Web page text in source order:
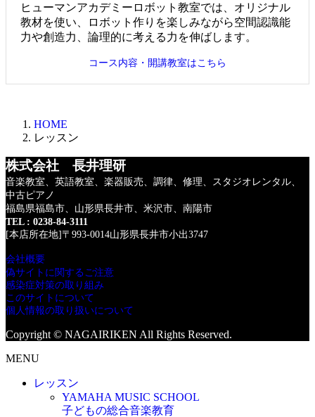
ヒューマンアカデミーロボット教室では、オリジナル
教材を使い、ロボット作りを楽しみながら空間認識能
力や創造力、論理的に考える力を伸ばします。
コース内容・開講教室はこちら
HOME
レッスン
株式会社 長井理研
音楽教室、英語教室、楽器販売、調律、修理、
スタジオレンタル、
中古ピアノ
福島県福島市、山形県長井市、米沢市、南陽市
TEL : 0238-84-3111
[本店所在地]〒993-0014山形県長井市小出3747
会社概要
偽サイトに関するご注意
感染症対策の取り組み
このサイトについて
個人情報の取り扱いについて
Copyright © NAGAIRIKEN All Rights Reserved.
MENU
レッスン
YAMAHA MUSIC SCHOOL
子どもの総合音楽教育